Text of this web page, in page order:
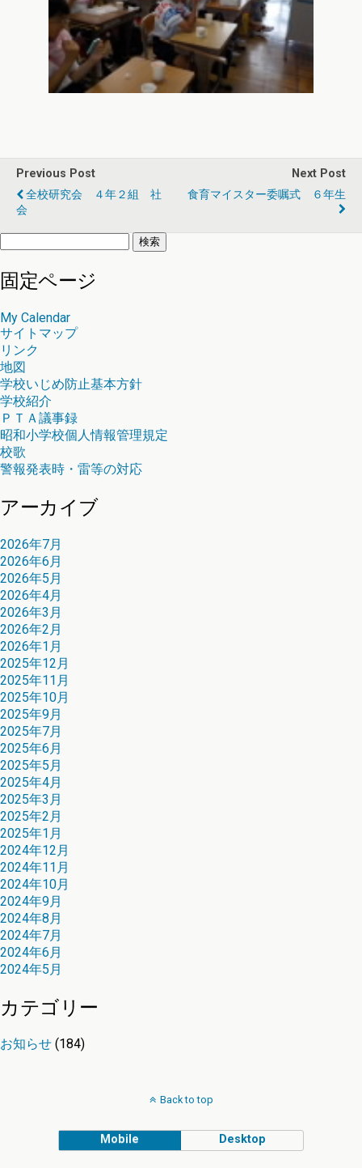
Previous Post
全校研究会 ４年２組 社
会
Next Post
食育マイスター委嘱式 ６年生
検
固定ページ
My Calendar
サイトマップ
リンク
地図
学校いじめ防止基本方針
学校紹介
ＰＴＡ議事録
昭和小学校個人情報管理規定
校歌
警報発表時・雷等の対応
アーカイブ
2026年7月
2026年6月
2026年5月
2026年4月
2026年3月
2026年2月
2026年1月
2025年12月
2025年11月
2025年10月
2025年9月
2025年7月
2025年6月
2025年5月
2025年4月
2025年3月
2025年2月
2025年1月
2024年12月
2024年11月
2024年10月
2024年9月
2024年8月
2024年7月
2024年6月
2024年5月
カテゴリー
お知らせ (184)
Back to top
Mobile Desktop